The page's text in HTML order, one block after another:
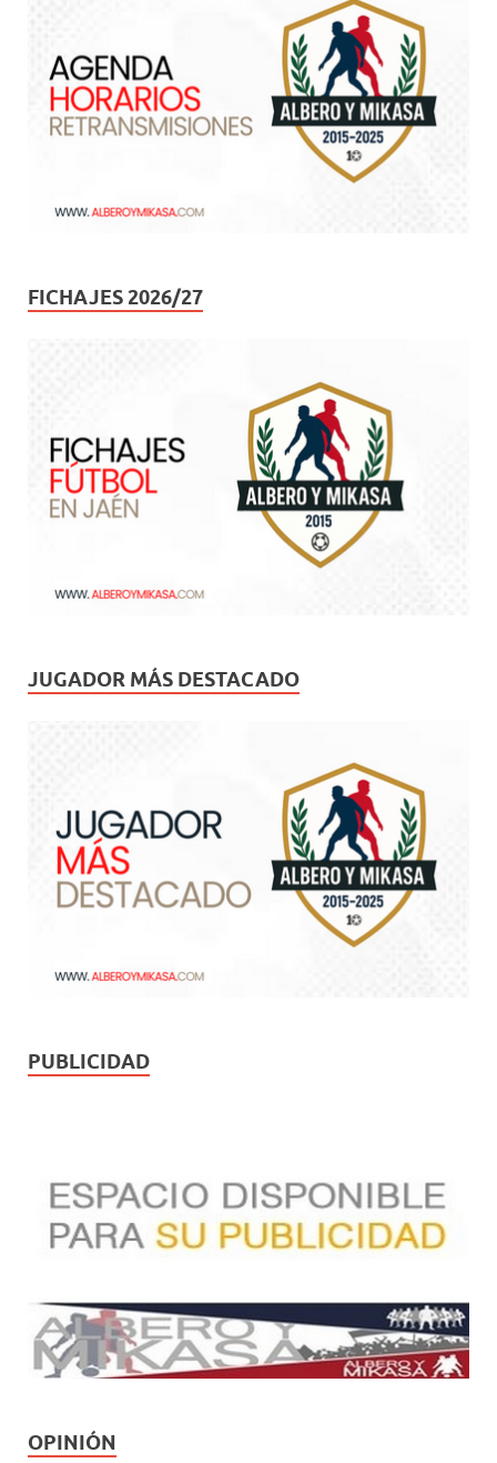
FICHAJES 2026/27
JUGADOR MÁS DESTACADO
PUBLICIDAD
OPINIÓN